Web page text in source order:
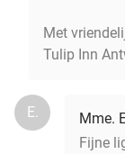
Met
Tulip Inn
E.
Mme.
Fijne